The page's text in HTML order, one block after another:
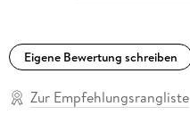
Eigene Bewertung schreiben
Zur Empfehlungsrangliste